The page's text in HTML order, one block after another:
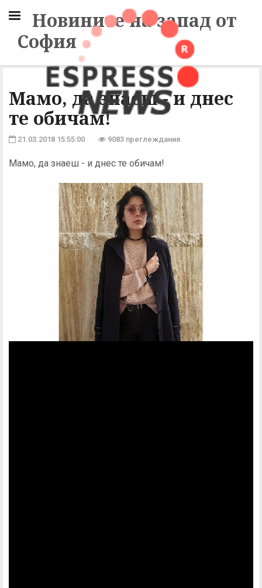
Новините на запад от
София
Мамо, да знаеш - и днес
те обичам!
21.03.2018 15:55:00 9083 преглеждания
Мамо, да знаеш - и днес те обичам!